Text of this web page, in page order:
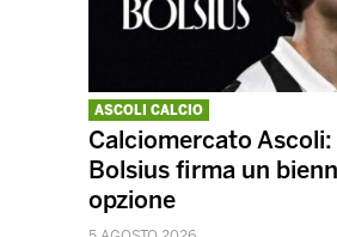
ASCOLI CALCIO
Calciomercato Ascoli:
Bolsius firma un
opzione